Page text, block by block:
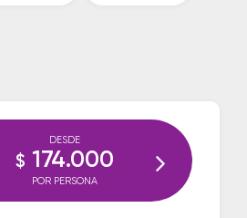
DESDE
$ 174.000
POR PERSONA